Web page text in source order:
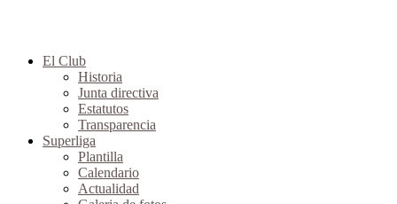
El Club
Historia
Junta directiva
Estatutos
Transparencia
Superliga
Plantilla
Calendario
Actualidad